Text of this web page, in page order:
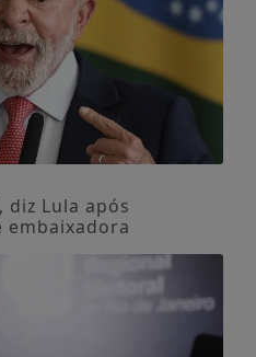
Lula após
embaixadora